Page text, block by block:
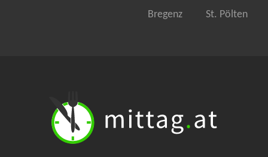
Bregenz
St. Pölten